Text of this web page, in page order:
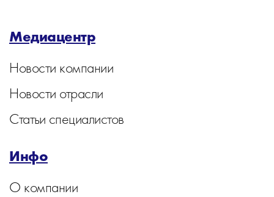
Медиацентр
Новости компании
Новости отрасли
Статьи специалистов
Инфо
О компании